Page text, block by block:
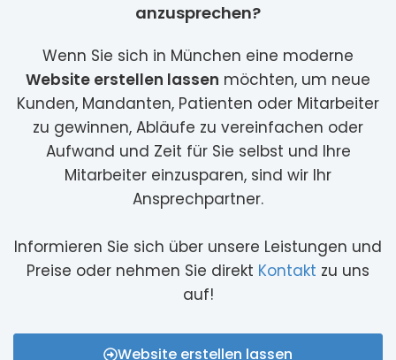
anzusprechen?
Wenn Sie sich in München eine moderne
Website erstellen lassen möchten, um neue
Kunden, Mandanten, Patienten oder Mitarbeiter
zu gewinnen, Abläufe zu vereinfachen oder
Aufwand und Zeit für Sie selbst und Ihre
Mitarbeiter einzusparen, sind wir Ihr
Ansprechpartner.
Informieren Sie sich über unsere Leistungen und
Preise oder nehmen Sie direkt Kontakt zu uns
auf!
Website erstellen lassen